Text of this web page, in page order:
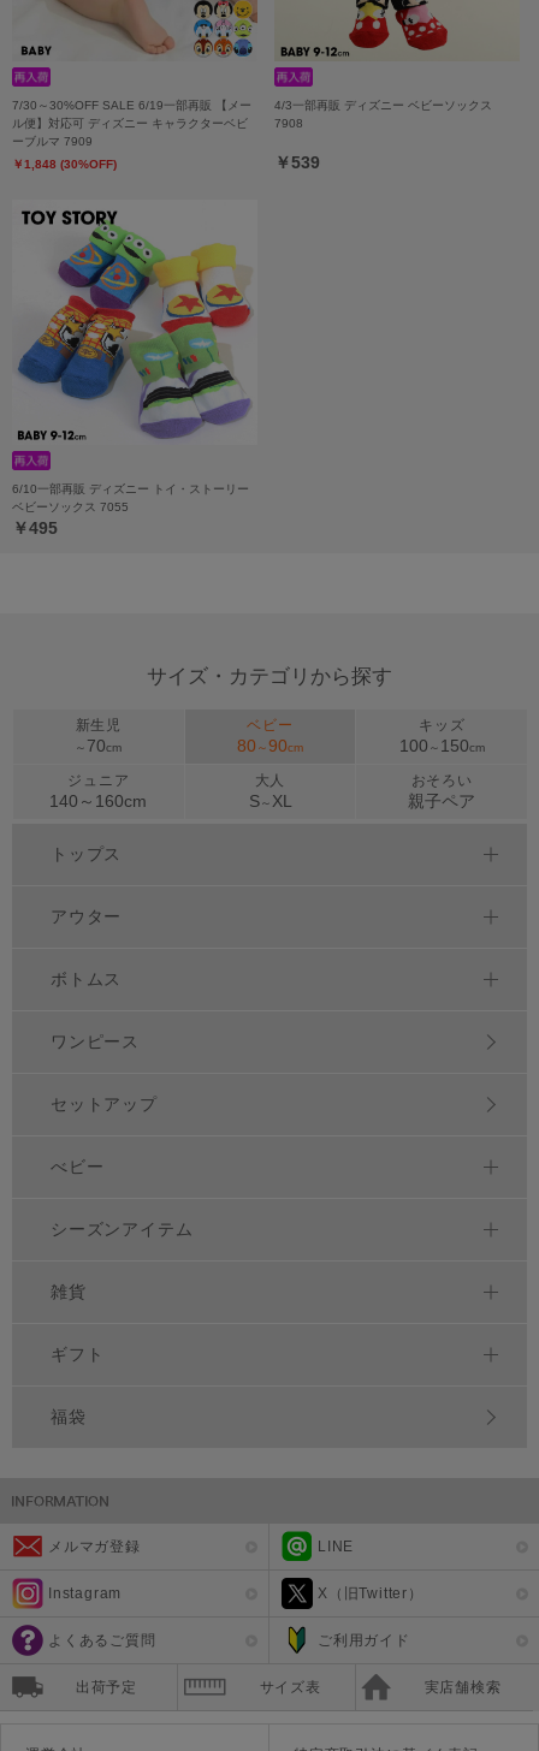
7/30～30%OFF SALE 6/19一部再販 【メー
ル便】対応可 ディズニー キャラクターベビ
ーブルマ 7909
￥1,848 (30%OFF)
4/3一部再販 ディズニー ベビーソックス
7908
￥539
6/10一部再販 ディズニー トイ・ストーリー
ベビーソックス 7055
￥495
サイズ・カテゴリから探す
新生児
～ 70cm
ベビー
80 ～90cm
キッズ
100 ～ 150cm
ジュニア
140～ 160cm
大人
S～ XL
おそろい
親子ペア
トップス
アウター
ボトムス
ワンピース
セットアップ
べビー
シーズンアイテム
雑貨
ギフト
福袋
メルマガ登録 LINE
Instagram X（旧Twitter）
よくあるご質問 ご利用ガイド
出荷予定 サイズ表 実店舗検索